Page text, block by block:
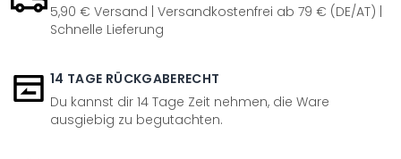
5,90 € Versand | Versandkostenfrei ab 79 € (DE/AT) |
Schnelle Lieferung
14 TAGE RÜCKGABERECHT
Du kannst dir 14 Tage Zeit nehmen, die Ware
ausgiebig zu begutachten.